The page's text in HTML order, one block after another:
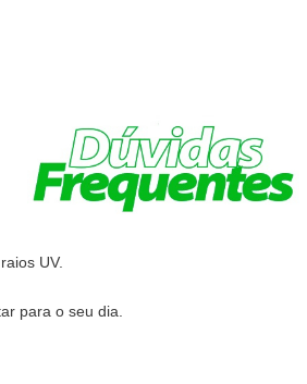
UV.
para o seu dia.